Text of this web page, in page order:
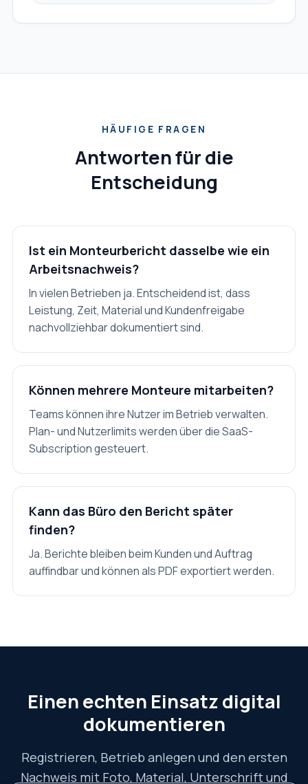
HÄUFIGE FRAGEN
Antworten für die
Entscheidung
Ist ein Monteurbericht dasselbe wie ein
Arbeitsnachweis?
In vielen Betrieben ja. Entscheidend ist, dass
Leistung, Zeit, Material und Kundenfreigabe
nachvollziehbar dokumentiert sind.
Können mehrere Monteure mitarbeiten?
Teams können ihre Nutzer im Betrieb verwalten.
Plan- und Nutzerlimits werden über die SaaS-
Subscription gesteuert.
Kann das Büro den Bericht später
finden?
Ja. Berichte bleiben beim Kunden und Auftrag
auffindbar und können als PDF exportiert werden.
Einen echten Einsatz digital
dokumentieren
Registrieren, Betrieb anlegen und den ersten
Nachweis mit Foto, Material, Unterschrift und